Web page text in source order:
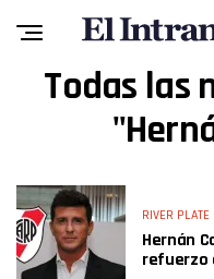
Todas las
RIVER PLATE
Hernán
refuerzo